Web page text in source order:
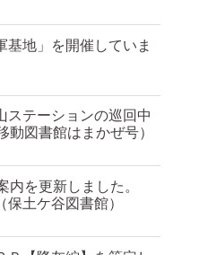
基地」を開催していま
ステーションの巡回中
図書館はまかぜ号）
を更新しました。
保土ケ谷図書館）